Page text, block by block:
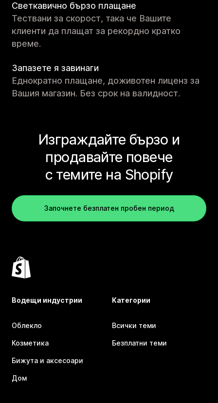
Светкавично бързо плащане
Тествани за скорост, така че Вашите
клиенти да плащат за рекордно кратко
време.
Запазете я завинаги
Еднократно плащане, доживотен лиценз за
Вашия магазин. Без срок на валидност.
Изграждайте бързо и
продавайте повече
с темите на Shopify
Започнете безплатен пробен период
Водещи индустрии
Облекло
Козметика
Бижута и аксесоари
Дом
Категории
Всички теми
Безплатни теми